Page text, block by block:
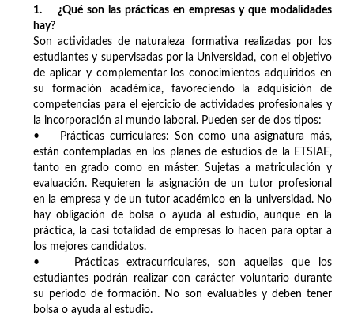
1. ¿Qué son las prácticas en empresas y que modalidades
hay?
Son actividades de naturaleza formativa realizadas por los
estudiantes y supervisadas por la Universidad, con el objetivo
de aplicar y complementar los conocimientos adquiridos en
su formación académica, favoreciendo la adquisición de
competencias para el ejercicio de actividades profesionales y
la incorporación al mundo laboral. Pueden ser de dos tipos:
• Prácticas curriculares: Son como una asignatura más,
están contempladas en los planes de estudios de la ETSIAE,
tanto en grado como en máster. Sujetas a matriculación y
evaluación. Requieren la asignación de un tutor profesional
en la empresa y de un tutor académico en la universidad. No
hay obligación de bolsa o ayuda al estudio, aunque en la
práctica, la casi totalidad de empresas lo hacen para optar a
los mejores candidatos.
• Prácticas extracurriculares, son aquellas que los
estudiantes podrán realizar con carácter voluntario durante
su periodo de formación. No son evaluables y deben tener
bolsa o ayuda al estudio.